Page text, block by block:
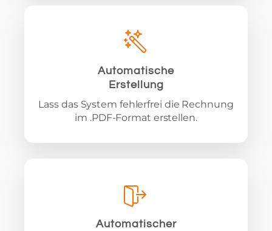
Automatische
Erstellung
Lass das System fehlerfrei die Rechnung
im .PDF-Format erstellen.
Automatischer